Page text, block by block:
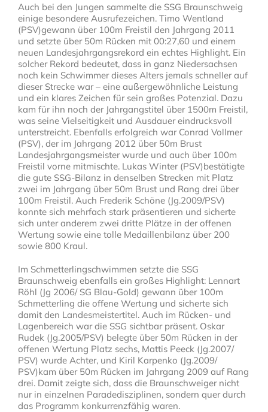
Auch bei den Jungen sammelte die SSG Braunschweig
einige besondere Ausrufezeichen. Timo Wentland
(PSV)gewann über 100m Freistil den Jahrgang 2011
und setzte über 50m Rücken mit 00:27,60 und einem
neuen Landesjahrgangsrekord ein echtes Highlight. Ein
solcher Rekord bedeutet, dass in ganz Niedersachsen
noch kein Schwimmer dieses Alters jemals schneller auf
dieser Strecke war – eine außergewöhnliche Leistung
und ein klares Zeichen für sein großes Potenzial. Dazu
kam für ihn noch der Jahrgangstitel über 1500m Freistil,
was seine Vielseitigkeit und Ausdauer eindrucksvoll
unterstreicht. Ebenfalls erfolgreich war Conrad Vollmer
(PSV), der im Jahrgang 2012 über 50m Brust
Landesjahrgangsmeister wurde und auch über 100m
Freistil vorne mitmischte. Lukas Winter (PSV)bestätigte
die gute SSG-Bilanz in denselben Strecken mit Platz
zwei im Jahrgang über 50m Brust und Rang drei über
100m Freistil. Auch Frederik Schöne (Jg.2009/PSV)
konnte sich mehrfach stark präsentieren und sicherte
sich unter anderem zwei dritte Plätze in der offenen
Wertung sowie eine tolle Medaillenbilanz über 200
sowie 800 Kraul.
Im Schmetterlingschwimmen setzte die SSG
Braunschweig ebenfalls ein großes Highlight: Lennart
Röhl (Jg 2006/ SG Blau-Gold) gewann über 100m
Schmetterling die offene Wertung und sicherte sich
damit den Landesmeistertitel. Auch im Rücken- und
Lagenbereich war die SSG sichtbar präsent. Oskar
Rudek (Jg.2005/PSV) belegte über 50m Rücken in der
offenen Wertung Platz sechs, Mattis Peeck (Jg.2007/
PSV) wurde Achter, und Kiril Karpenko (Jg.2009/
PSV)kam über 50m Rücken im Jahrgang 2009 auf Rang
drei. Damit zeigte sich, dass die Braunschweiger nicht
nur in einzelnen Paradedisziplinen, sondern quer durch
das Programm konkurrenzfähig waren.